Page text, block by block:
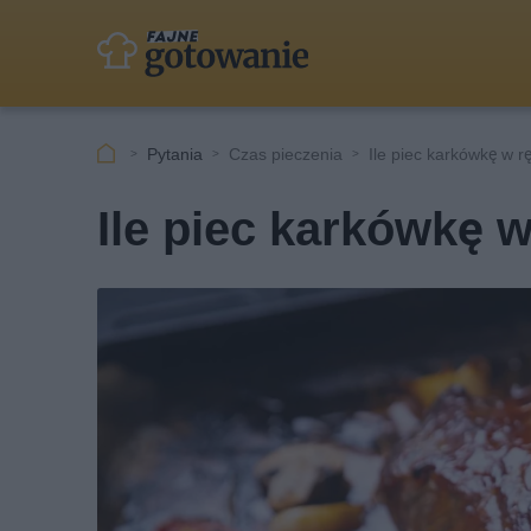
Pytania Czas pieczenia Ile piec karkówkę w
Ile piec karkówkę